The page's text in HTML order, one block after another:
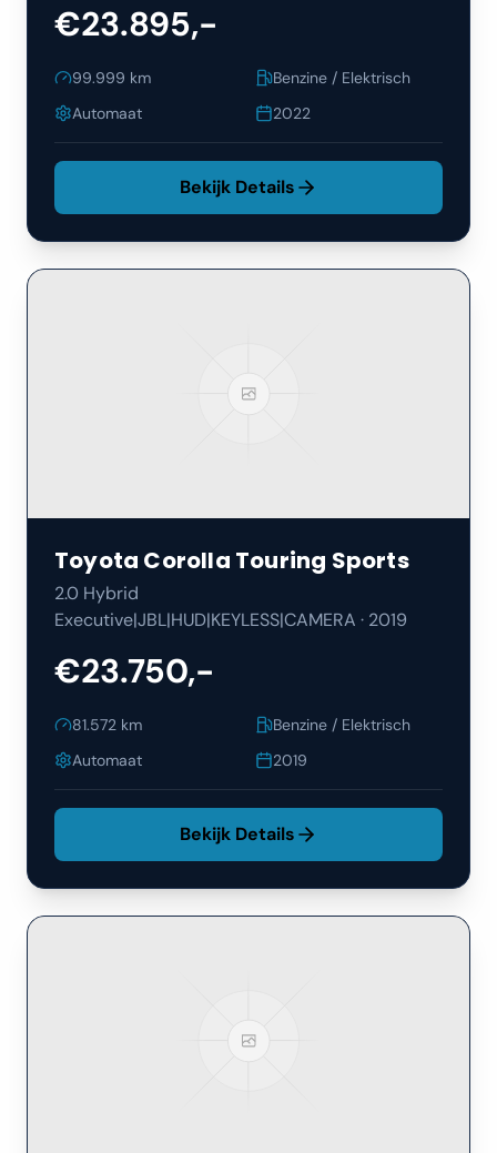
€23.895,-
99.999 km
Benzine / Elektrisch
Automaat
2022
Bekijk Details
Toyota Corolla Touring Sports
2.0 Hybrid
Executive|JBL|HUD|KEYLESS|CAMERA · 2019
€23.750,-
81.572 km
Benzine / Elektrisch
Automaat
2019
Bekijk Details